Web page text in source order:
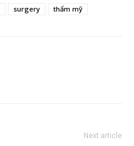
surgery thẩm mỹ
Next article